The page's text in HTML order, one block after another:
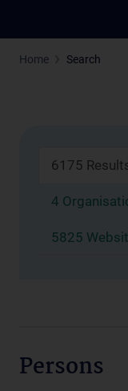
Home Search
6175
4
5825
Persons